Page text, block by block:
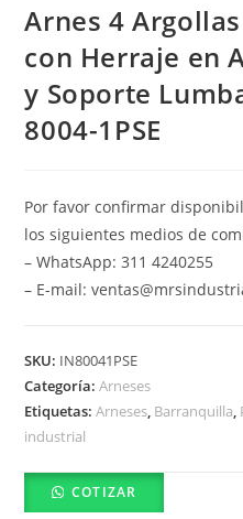
Arnes 4
con Herraje en
y Soporte
8004-1PSE
Por favor confirmar
los siguientes medios de
– WhatsApp: 311 4240255
– E-mail:
SKU: IN80041PSE
Categoría:Arneses
Etiquetas:Arneses, Barranquilla,
industrial
COTIZAR